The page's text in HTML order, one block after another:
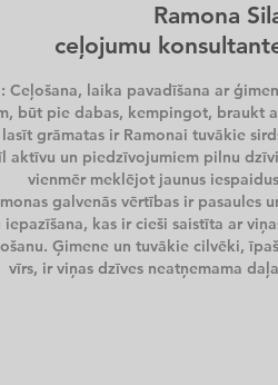
Ramona
ceļojumu
Ceļošana, laika pavadīšana ar
būt pie dabas, kempingot, braukt
grāmatas ir Ramonai tuvākie
aktīvu un piedzīvojumiem pilnu
vienmēr meklējot jaunus
galvenās vērtības ir pasaules
kas ir cieši saistīta ar
Ģimene un tuvākie cilvēki,
vīrs, ir viņas dzīves neatņemama